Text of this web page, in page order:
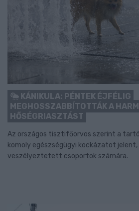
KÁNIKULA: PÉNTEK ÉJFÉLIG
MEGHOSSZABBÍTOTTÁK A
HŐSÉGRIASZTÁST
Az országos tisztifőorvos szerint a
komoly egészségügyi kockázatot jelent,
veszélyeztetett csoportok számára.